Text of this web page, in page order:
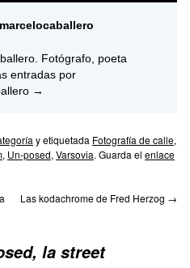
Fotógrafo, poeta
entradas por
→
y etiquetada Fotografía de calle,
, Un-posed, Varsovia. Guarda el enlace
Las kodachrome de Fred Herzog →
la street